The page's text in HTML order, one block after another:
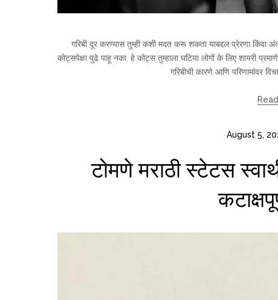
गरिबी दूर करण्यास तुम्ही कशी मदत करू शकता याबद्दल प्रेरणा किंवा
कोट्सपेक्षा पुढे पाहू नका. हे कोट्स तुम्हाला घटिया लोगों के लिए शायरी
गरिबीची कारणे आणि परिणामांवर
August 5,
टोमणे मराठी स्टेटस